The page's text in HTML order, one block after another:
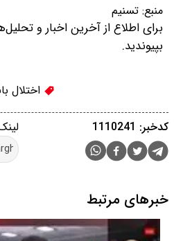
منبع: تسنیم
برای اطلاع از آخرین اخبار و
بپیوندید.
اختلال
کدخبر: 1110241
خبرهای مرتبط